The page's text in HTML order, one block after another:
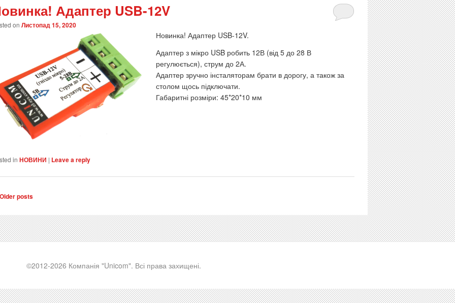
Адаптер USB-12V
on Листопад 15, 2020
Новинка! Адаптер USB-12V.
Адаптер з мікро USB робить 12В (від 5 до 28 В
регулюється), струм до 2А.
Адаптер зручно інсталяторам брати в дорогу, а також за
столом щось підключати.
Габаритні розміри: 45*20*10 мм
in НОВИНИ | Leave a reply
navigation
Older posts
©2012-2026 Компанія "Unicom". Всі права захищені.